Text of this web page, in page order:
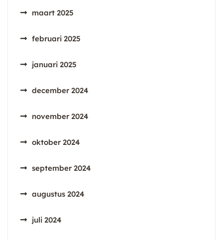
maart 2025
februari 2025
januari 2025
december 2024
november 2024
oktober 2024
september 2024
augustus 2024
juli 2024